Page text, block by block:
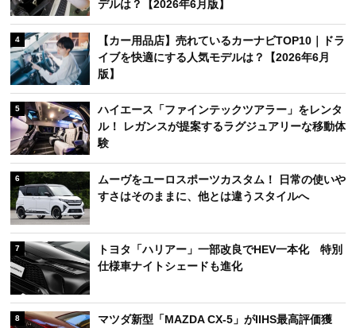
デルは？【2026年6月版】
4
【カー用品店】売れているカーナビTOP10｜ドラ
イブを快適にする人気モデルは？【2026年6月
版】
5
ハイエース「ファインテックツアラー」をレンタ
ル！ レガンスが提案するラグジュアリーな移動体
験
6
ムーヴをユーロスポーツカスタム！ 日常の使いや
すさはそのままに、他とは違うスタイルへ
7
トヨタ「ハリアー」一部改良でHEV一本化 特別
仕様車ナイトシェードも進化
8
マツダ新型「MAZDA CX-5」がIIHS最高評価獲